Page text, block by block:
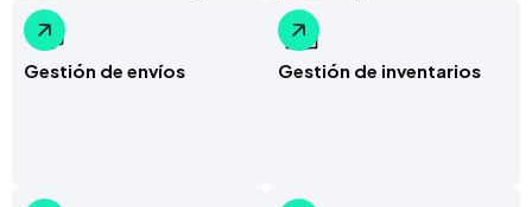
Gestión de envíos Gestión de inventarios